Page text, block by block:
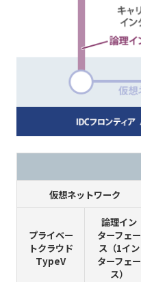
仮想ネットワーク
プライベー
トクラウド
TypeV
論理イン
ターフェー
ス（1イン
ターフェー
ス）